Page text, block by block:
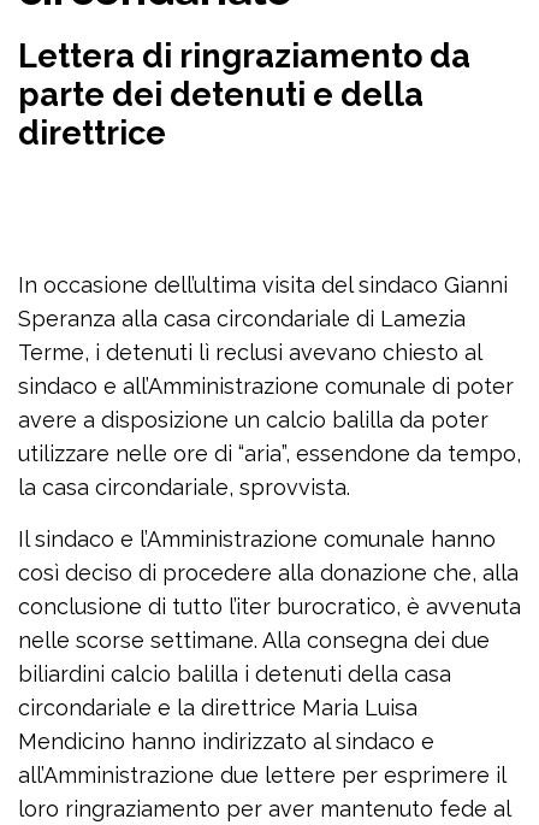
Lettera di ringraziamento da
parte dei detenuti e della
direttrice
In occasione dell’ultima visita del sindaco Gianni
Speranza alla casa circondariale di Lamezia
Terme, i detenuti lì reclusi avevano chiesto al
sindaco e all’Amministrazione comunale di poter
avere a disposizione un calcio balilla da poter
utilizzare nelle ore di “aria”, essendone da tempo,
la casa circondariale, sprovvista.
Il sindaco e l’Amministrazione comunale hanno
così deciso di procedere alla donazione che, alla
conclusione di tutto l’iter burocratico, è avvenuta
nelle scorse settimane. Alla consegna dei due
biliardini calcio balilla i detenuti della casa
circondariale e la direttrice Maria Luisa
Mendicino hanno indirizzato al sindaco e
all’Amministrazione due lettere per esprimere il
loro ringraziamento per aver mantenuto fede al